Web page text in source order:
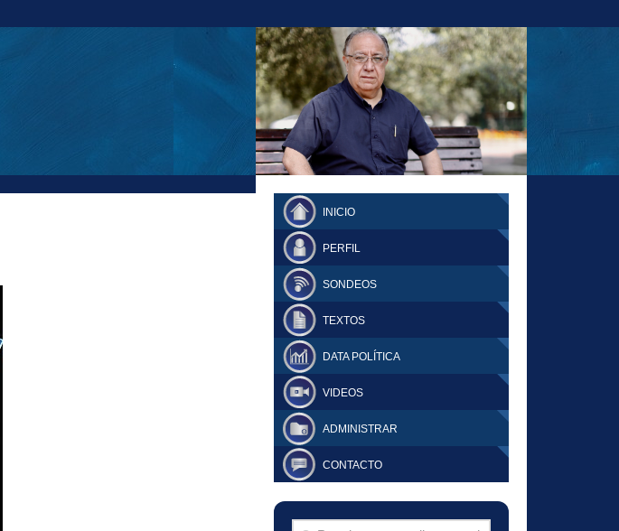
FERNANDO TUESTA SUPLEMENTO
DOMINGO
INICIO
PERFIL
SONDEOS
TEXTOS
DATA POLÍTICA
VIDEOS
ADMINISTRAR
CONTACTO